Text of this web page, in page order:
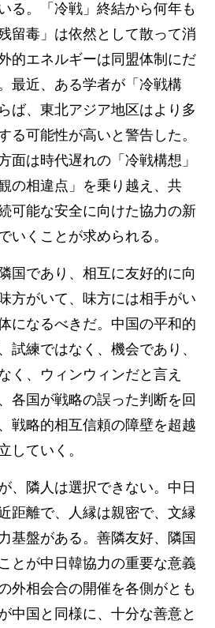
る。「冷戦」終結から何年も
留毒」は依然として散って消
的エネルギーは同盟体制にだ
最近、ある学者が「冷戦構
ば、東北アジア地区はより多
る可能性が高いと警告した。
面は時代遅れの「冷戦構想」
の相違点」を乗り越え、共
可能な安全に向けた協力の新
いくことが求められる。
国であり、相互に友好的に向
方がいて、味方には相手がい
になるべきだ。中国の平和的
試練ではなく、機会であり、
く、ウィンウィンだと言え
各国が戦略の誤った判断を回
戦略的相互信頼の障壁を超越
していく。
、隣人は選択できない。中日
距離で、人縁は親密で、文縁
基盤がある。善隣友好、隣国
とが中日韓協力の重要な意義
外相会合の開催を各側がとも
中国と同様に、十分な善意と